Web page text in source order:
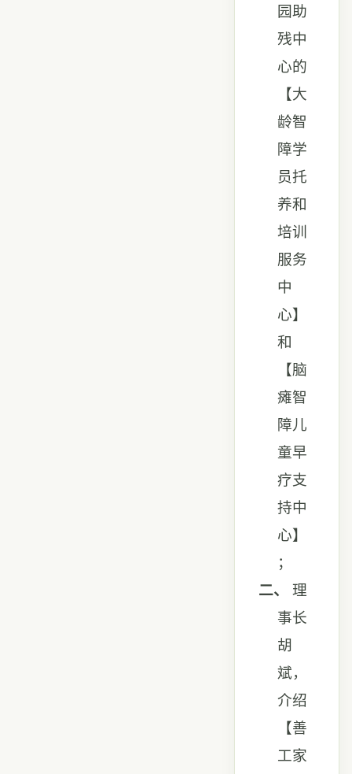
园助
残中
心的
【大
龄智
障学
员托
养和
培训
服务
中
心】
和
【脑
瘫智
障儿
童早
疗支
持中
心】
；
二、 理
事长
胡
斌，
介绍
【善
工家